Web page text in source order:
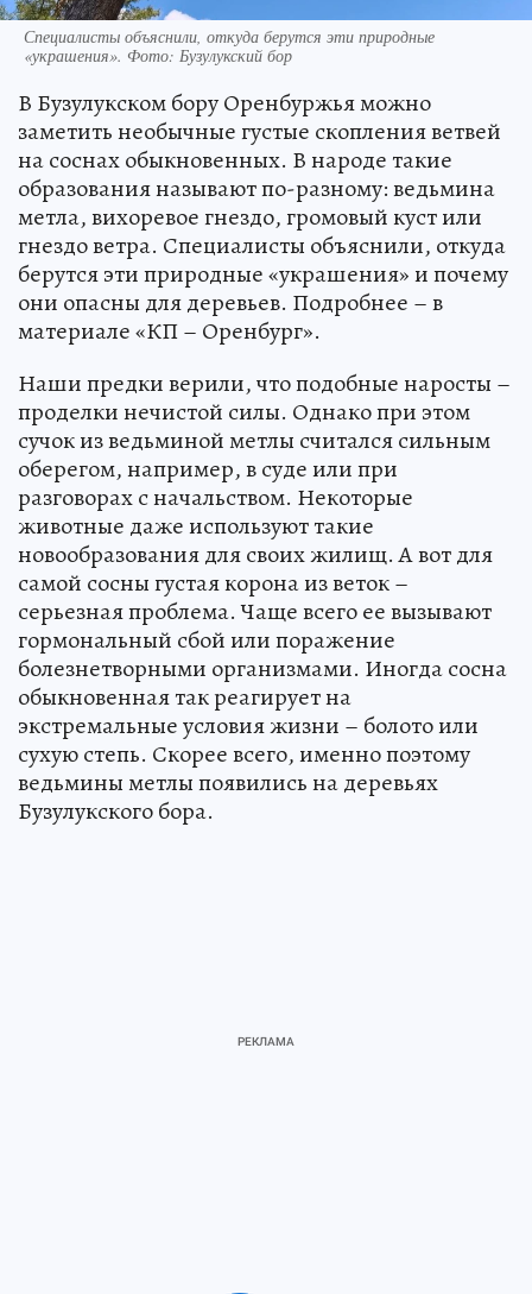
Специалисты объяснили, откуда берутся эти природные
«украшения». Фото: Бузулукский бор
В Бузулукском бору Оренбуржья можно
заметить необычные густые скопления ветвей
на соснах обыкновенных. В народе такие
образования называют по-разному: ведьмина
метла, вихоревое гнездо, громовый куст или
гнездо ветра. Специалисты объяснили, откуда
берутся эти природные «украшения» и почему
они опасны для деревьев. Подробнее – в
материале «КП – Оренбург».
Наши предки верили, что подобные наросты –
проделки нечистой силы. Однако при этом
сучок из ведьминой метлы считался сильным
оберегом, например, в суде или при
разговорах с начальством. Некоторые
животные даже используют такие
новообразования для своих жилищ. А вот для
самой сосны густая корона из веток –
серьезная проблема. Чаще всего ее вызывают
гормональный сбой или поражение
болезнетворными организмами. Иногда сосна
обыкновенная так реагирует на
экстремальные условия жизни – болото или
сухую степь. Скорее всего, именно поэтому
ведьмины метлы появились на деревьях
Бузулукского бора.